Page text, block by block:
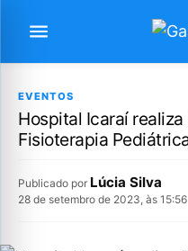
EVENTOS
Hospital Icaraí
Fisioterapia
Publicado por Lúcia Silva
28 de setembro de 2023, às 15:56